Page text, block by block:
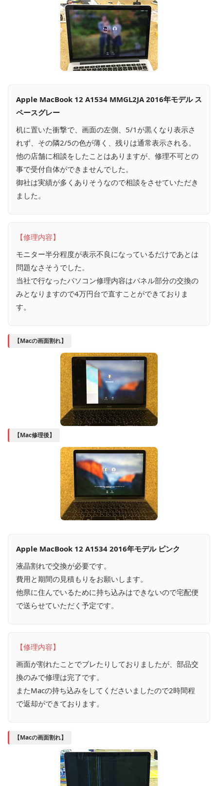
Apple MacBook 12 A1534 MMGL2JA 2016年モデル ス
ペースグレー
机に置いた衝撃で、画面の左側、5/1が黒くなり表示さ
れず、その隣2/5の色が薄く、残りは通常表示される。
他の店舗に相談をしたことはありますが、修理不可との
事で受付自体ができませんでした。
御社は実績が多くありそうなので相談をさせていただき
ました。
【修理内容】
モニター半分程度が表示不良になっているだけであとは
問題なさそうでした。
当社で行なったパソコン修理内容はパネル部分の交換の
みとなりますので4万円台で直すことができておりま
す。
【Macの画面割れ】
【Mac修理後】
Apple MacBook 12 A1534 2016年モデル ピンク
液晶割れで交換が必要です。
費用と期間の見積もりをお願いします。
他県に住んでいるために持ち込みはできないので宅配便
で送らせていただく予定です。
【修理内容】
画面が割れたことでブレたりしておりましたが、部品交
換のみで修理は完了です。
またMacの持ち込みをしてくださいましたので2時間程
で返却ができております。
【Macの画面割れ】